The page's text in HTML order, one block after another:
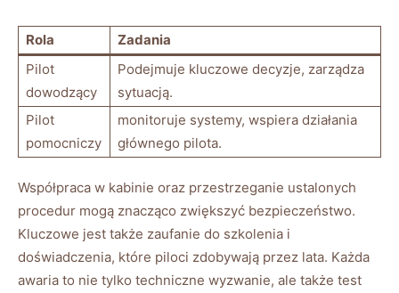
Rola
Zadania
Pilot
dowodzący
Podejmuje kluczowe decyzje, zarządza
sytuacją.
Pilot
pomocniczy
monitoruje​ systemy, ‍wspiera działania
⁣głównego pilota.
Współpraca w kabinie oraz⁢ przestrzeganie ustalonych
procedur mogą znacząco zwiększyć bezpieczeństwo.
Kluczowe jest także zaufanie do szkolenia​ i
doświadczenia, które piloci zdobywają przez ⁤lata. Każda
awaria to​ nie tylko techniczne wyzwanie, ale także test